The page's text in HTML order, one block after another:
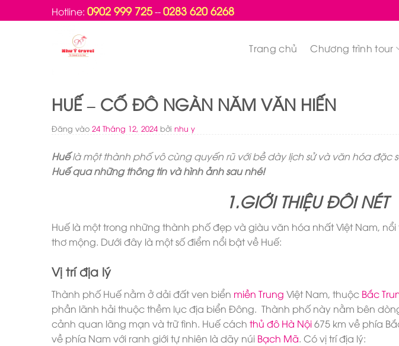
qua
Hotline: 0902 999 725--0283 620 6268
Trang chủ Chương trình tour
HUẾ – CỐ ĐÔ NGÀN NĂM VĂN HIẾN
Đăng vào 24 Tháng 12, 2024 bởi nhu y
Huếlà một thành phố vô cùng quyến rũ với bề dày lịch sử và văn hóa đặc
Huế qua những thông tin và hình ảnh sau nhé!
1.GIỚI THIỆU ĐÔI NÉT
Huế là một trong những thành phố đẹp và giàu văn hóa nhất Việt Nam,
thơ mộng. Dưới đây là một số điểm nổi bật về Huế:
Vị trí địa lý
Thành phố Huế nằm ở dải đất ven biển miền Trung Việt Nam, thuộc Bắc
phần lãnh hải thuộc thềm lục địa biển Đông. Thành phố này nằm bên
cảnh quan lãng mạn và trữ tình. Huế cách thủ đô Hà Nội675 km về phía
về phía Nam với ranh giới tự nhiên là dãy núi Bạch Mã. Có vị trí địa lý: